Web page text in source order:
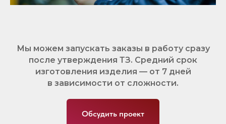
Мы можем запускать заказы в работу сразу
после утверждения ТЗ. Средний срок
изготовления изделия — от 7 дней
в зависимости от сложности.
Обсудить проект